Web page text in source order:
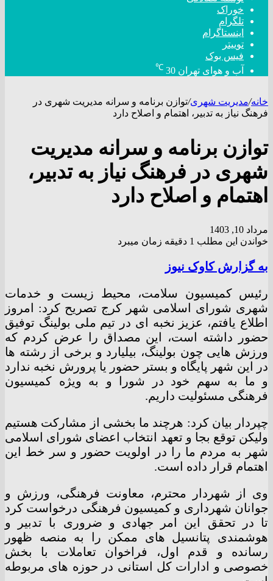
خوراک
تلگرام
اینستاگرام
توییتر
فیس بوک
آب و هوای تهران 30
℃
خانه/مدیریت شهری/توازن برنامه و سرانه مدیریت شهری در
فرهنگ نیاز به تدبیر، اهتمام و اصلاح دارد
توازن برنامه و سرانه مدیریت
شهری در فرهنگ نیاز به تدبیر،
اهتمام و اصلاح دارد
مرداد 10, 1403
خواندن این مطلب 1 دقیقه زمان میبرد
به گزارش کاوک نیوز
رئیس کمیسیون سلامت، محیط زیست و خدمات
شهری شورای اسلامی شهر کرج تصریح کرد: امروز
اطلاع یافتم، عزیز نخبه ای در تیم ملی بولینگ توفیق
حضور داشته است، این مصداق را عرض کردم که
ورزش هایی چون بولینگ، بیلیارد و برخی از رشته ها
در این شهر پایگاه و بستر حضور یا پرورش نخبه ندارد
و ما به سهم خود در شورا و به ویژه کمیسیون
فرهنگی مسئولیت داریم.
چپردار بیان کرد: هرچند ما بخشی از مشارکت هستیم
ولیکن توقع بجا و تعهد انتخاب اعضای شورای اسلامی
شهر به مردم ما را در اولویت حضور و سر خط این
اهتمام قرار داده است.
وی از شهردار محترم، معاونت فرهنگی، ورزش و
جوانان شهرداری و کمیسیون فرهنگی درخواست کرد
تا در تحقق این امر جهادی و ضروری با تدبیر و
هوشمندی پتانسیل های ممکن را به منصه ظهور
رسانده و قدم اول، فراخوان تعاملات با بخش
خصوصی و ادارات کل استانی در حوزه های مربوطه